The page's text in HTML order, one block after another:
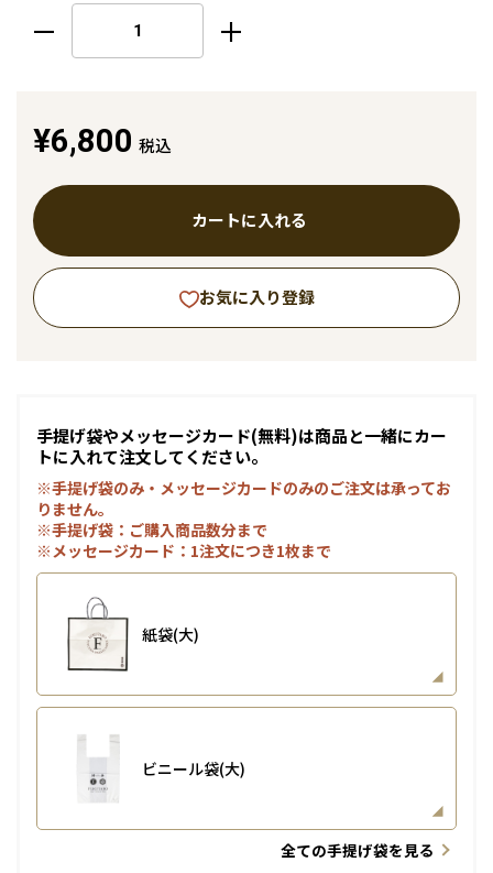
¥6,800 税込
カートに入れる
お気に入り登録
手提げ袋やメッセージカード(無料)は商品と一緒にカー
トに入れて注文してください。
※手提げ袋のみ・メッセージカードのみのご注文は承ってお
りません。
※手提げ袋：ご購入商品数分まで
※メッセージカード：1注文につき1枚まで
紙袋(大)
ビニール袋(大)
全ての手提げ袋を見る